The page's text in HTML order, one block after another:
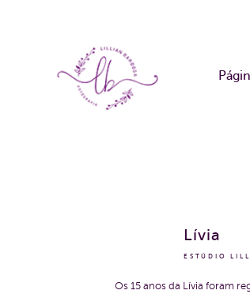
ESTÚDIO
Lívia
Os 15 anos da Lívia foram